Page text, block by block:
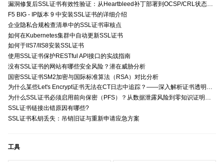
漏洞修复后SSL证书有效性验证：从Heartbleed补丁部署到OCSP/CRL状态检查的全链路确认方法
F5 BIG - IP版本 9 中安装SSL证书的详细介绍
企业隐私合规检查清单中的SSL证书审核点
如何在Kubernetes集群中自动更新SSL证书
如何于IIS7/IIS8安装SSL证书
使用SSL证书保护RESTful API接口的实战指南
没有SSL证书的网站有哪些安全风险？潜在威胁分析
国密SSL证书SM2加密与国际标准算法（RSA）对比分析
为什么某些Let's Encrypt证书无法在CT日志中追踪？——深入解析证书透明度与Let's Encrypt的关系
为什么SSL证书必须启用前向保密（PFS）？从数据泄露风险到零知识证明的安全价值分析
SSL证书链接出错原因有哪些?
SSL证书私钥丢失：吊销旧证与重新申请应急方案
工具